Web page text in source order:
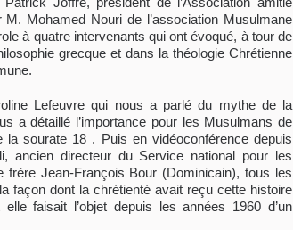
Mohamed Nouri de l’association Musulmane
à quatre intervenants qui ont évoqué, à tour de
grecque et dans la théologie Chrétienne
Lefeuvre qui nous a parlé du mythe de la
a détaillé l’importance pour les Musulmans de
sourate 18 . Puis en vidéoconférence depuis
ancien directeur du Service national pour les
Jean-François Bour (Dominicain), tous les
façon dont la chrétienté avait reçu cette histoire
faisait l’objet depuis les années 1960 d’un